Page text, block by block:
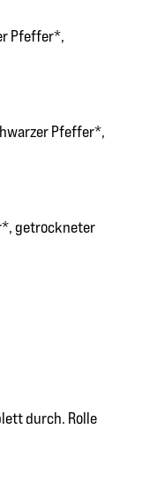
Pfeffer*,
Pfeffer*,
getrockneter
durch. Rolle